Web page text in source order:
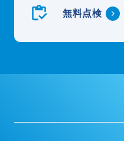
無料点検